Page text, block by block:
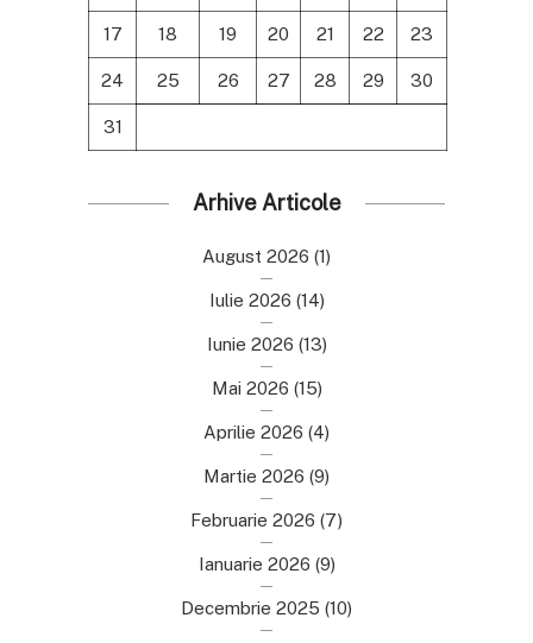
17 18 19 20 21 22 23
24 25 26 27 28 29 30
31
Arhive Articole
August 2026 (1)
Iulie 2026 (14)
Iunie 2026 (13)
Mai 2026 (15)
Aprilie 2026 (4)
Martie 2026 (9)
Februarie 2026 (7)
Ianuarie 2026 (9)
Decembrie 2025 (10)